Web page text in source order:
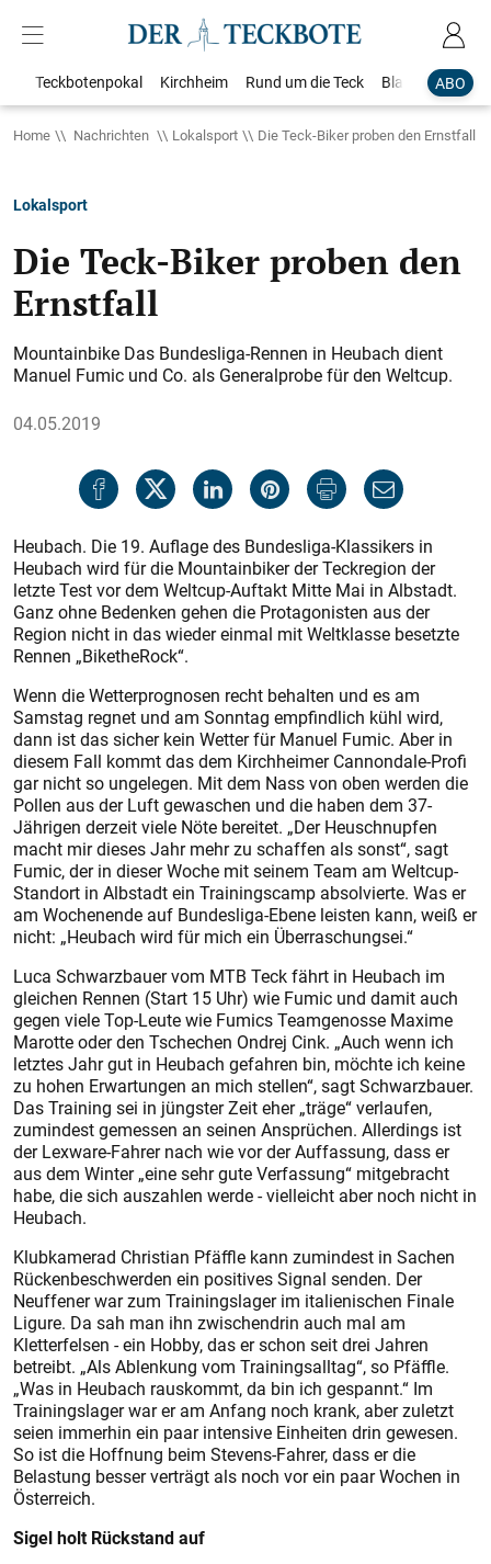
ABO
Teckbotenpokal Kirchheim Rund um die Teck Blaulicht
Home Nachrichten Lokalsport Die Teck-Biker proben den Ernstfall
Lokalsport
Die Teck-Biker proben den
Ernstfall
Mountainbike Das Bundesliga-Rennen in Heubach dient
Manuel Fumic und Co. als Generalprobe für den Weltcup.
04.05.2019
Heubach. Die 19. Auflage des Bundesliga-Klassikers in
Heubach wird für die Mountainbiker der Teckregion der
letzte Test vor dem Weltcup-Auftakt Mitte Mai in Albstadt.
Ganz ohne Bedenken gehen die Protagonisten aus der
Region nicht in das wieder einmal mit Weltklasse besetzte
Rennen „BiketheRock“.
Wenn die Wetterprognosen recht behalten und es am
Samstag regnet und am Sonntag empfindlich kühl wird,
dann ist das sicher kein Wetter für Manuel Fumic. Aber in
diesem Fall kommt das dem Kirchheimer Cannondale-Profi
gar nicht so ungelegen. Mit dem Nass von oben werden die
Pollen aus der Luft gewaschen und die haben dem 37-
Jährigen derzeit viele Nöte bereitet. „Der Heuschnupfen
macht mir dieses Jahr mehr zu schaffen als sonst“, sagt
Fumic, der in dieser Woche mit seinem Team am Weltcup-
Standort in Albstadt ein Trainingscamp absolvierte. Was er
am Wochenende auf Bundesliga-Ebene leisten kann, weiß er
nicht: „Heubach wird für mich ein Überraschungsei.“
Luca Schwarzbauer vom MTB Teck fährt in Heubach im
gleichen Rennen (Start 15 Uhr) wie Fumic und damit auch
gegen viele Top-Leute wie Fumics Teamgenosse Maxime
Marotte oder den Tschechen Ondrej Cink. „Auch wenn ich
letztes Jahr gut in Heubach gefahren bin, möchte ich keine
zu hohen Erwartungen an mich stellen“, sagt Schwarzbauer.
Das Training sei in jüngster Zeit eher „träge“ verlaufen,
zumindest gemessen an seinen Ansprüchen. Allerdings ist
der Lexware-Fahrer nach wie vor der Auffassung, dass er
aus dem Winter „eine sehr gute Verfassung“ mitgebracht
habe, die sich auszahlen werde - vielleicht aber noch nicht in
Heubach.
Klubkamerad Christian Pfäffle kann zumindest in Sachen
Rückenbeschwerden ein positives Signal senden. Der
Neuffener war zum Trainingslager im italienischen Finale
Ligure. Da sah man ihn zwischendrin auch mal am
Kletterfelsen - ein Hobby, das er schon seit drei Jahren
betreibt. „Als Ablenkung vom Trainingsalltag“, so Pfäffle.
„Was in Heubach rauskommt, da bin ich gespannt.“ Im
Trainingslager war er am Anfang noch krank, aber zuletzt
seien immerhin ein paar intensive Einheiten drin gewesen.
So ist die Hoffnung beim Stevens-Fahrer, dass er die
Belastung besser verträgt als noch vor ein paar Wochen in
Österreich.
Sigel holt Rückstand auf